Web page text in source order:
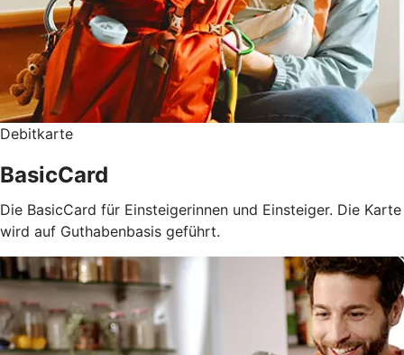
Debitkarte
BasicCard
Die BasicCard für Einsteigerinnen und Einsteiger. Die Karte
wird auf Guthabenbasis geführt.